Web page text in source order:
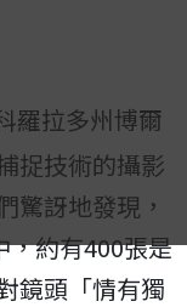
羅拉多州博爾
捉技術的攝影
驚訝地發現，
，約有400張是
鏡頭「情有獨